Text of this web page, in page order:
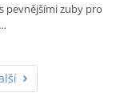
pevnějšími zuby pro